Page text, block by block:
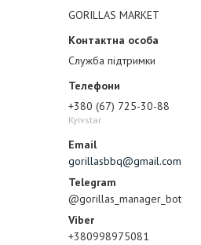
GORILLAS MARKET
Служба підтримки
+380 (67) 725-30-88
Kyivstar
gorillasbbq@gmail.com
@gorillas_manager_bot
+380998975081